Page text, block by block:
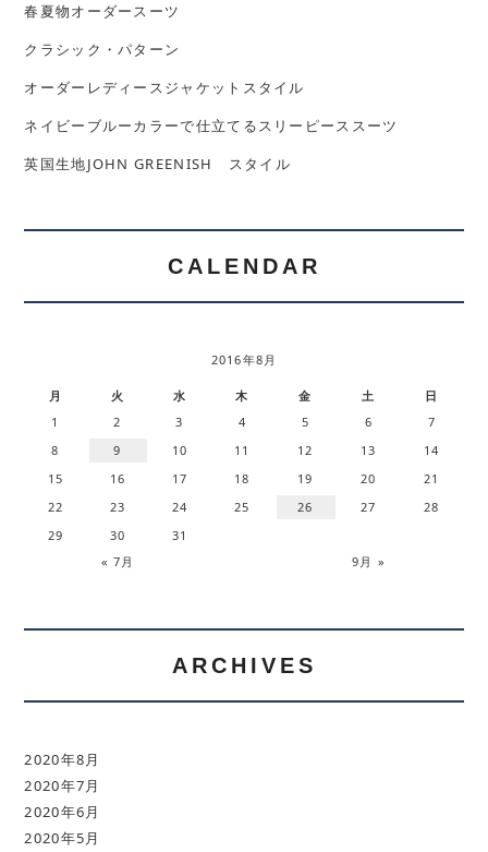
春夏物オーダースーツ
クラシック・パターン
オーダーレディースジャケットスタイル
ネイビーブルーカラーで仕立てるスリーピーススーツ
英国生地JOHN GREENISH スタイル
CALENDAR
2016年8月
月 火 水 木 金 土 日
« 7月 9月 »
1 2 3 4 5 6
7
8
9 10 11 12 13
14
15
16 17 18 19 20
21
22
23 24 25 26 27
28
29
30 31
ARCHIVES
2020年8月
2020年7月
2020年6月
2020年5月